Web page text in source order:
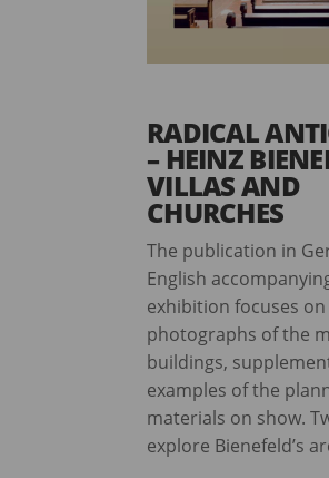
RADICAL
– HEINZ
VILLAS AND
CHURCHES
The publication in
English
exhibition focuses
photographs of the
buildings,
examples of the
materials on show.
explore Bienefeld’s